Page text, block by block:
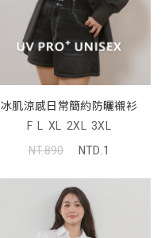
冰肌涼感日常簡約防曬襯衫
F L XL 2XL 3XL
NT.890
NTD.1